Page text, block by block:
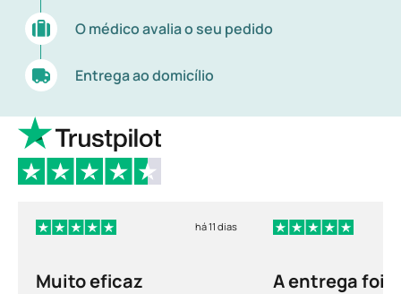
O médico avalia o seu pedido
Entrega ao domicílio
há 11 dias
Muito eficaz
A entrega foi